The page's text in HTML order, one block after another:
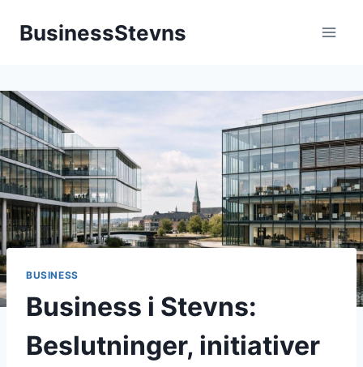
BusinessStevns
BUSINESS
Business i Stevns:
Beslutninger, initiativer